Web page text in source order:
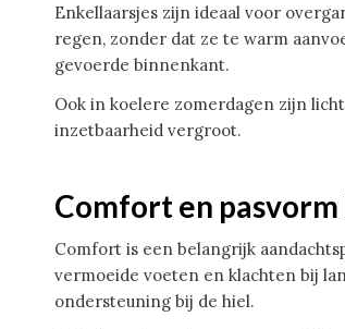
Enkellaarsjes zijn ideaal voor
regen, zonder dat ze te warm
gevoerde binnenkant.
Ook in koelere zomerdagen zijn
inzetbaarheid vergroot.
Comfort en
Comfort is een belangrijk
vermoeide voeten en klachten bij
ondersteuning bij de hiel.